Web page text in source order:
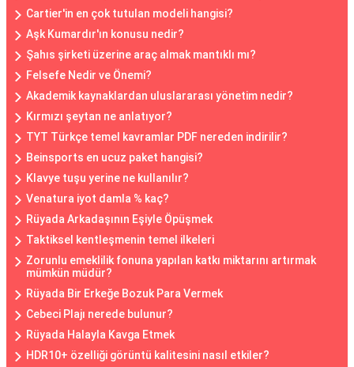
Cartier'in en çok tutulan modeli hangisi?
Aşk Kumardır'ın konusu nedir?
Şahıs şirketi üzerine araç almak mantıklı mı?
Felsefe Nedir ve Önemi?
Akademik kaynaklardan uluslararası yönetim nedir?
Kırmızı şeytan ne anlatıyor?
TYT Türkçe temel kavramlar PDF nereden indirilir?
Beinsports en ucuz paket hangisi?
Klavye tuşu yerine ne kullanılır?
Venatura iyot damla % kaç?
Rüyada Arkadaşının Eşiyle Öpüşmek
Taktiksel kentleşmenin temel ilkeleri
Zorunlu emeklilik fonuna yapılan katkı miktarını artırmak
mümkün müdür?
Rüyada Bir Erkeğe Bozuk Para Vermek
Cebeci Plajı nerede bulunur?
Rüyada Halayla Kavga Etmek
HDR10+ özelliği görüntü kalitesini nasıl etkiler?